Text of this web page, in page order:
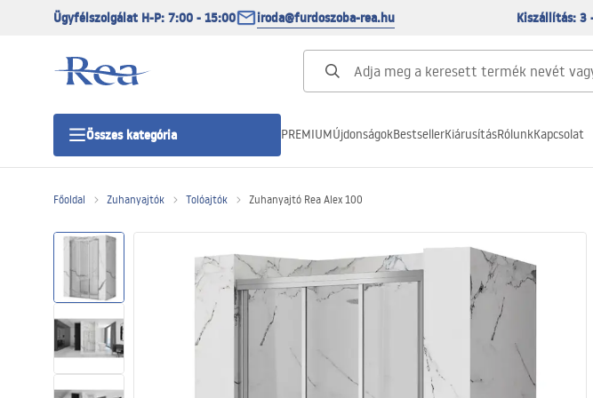
Ügyfélszolgálat H-P: 7:00 - 15:00 iroda@furdoszoba-rea.hu Kiszállítás: 3
Összes kategória
Zuhanyajtó
Zuhanytálcák
Zuhanylefolyók
PREMIUMÚjdonságokBestsellerKiárusításRólunkKapcsolat
Főoldal Zuhanyajtók Tolóajtók Zuhanyajtó Rea Alex 100